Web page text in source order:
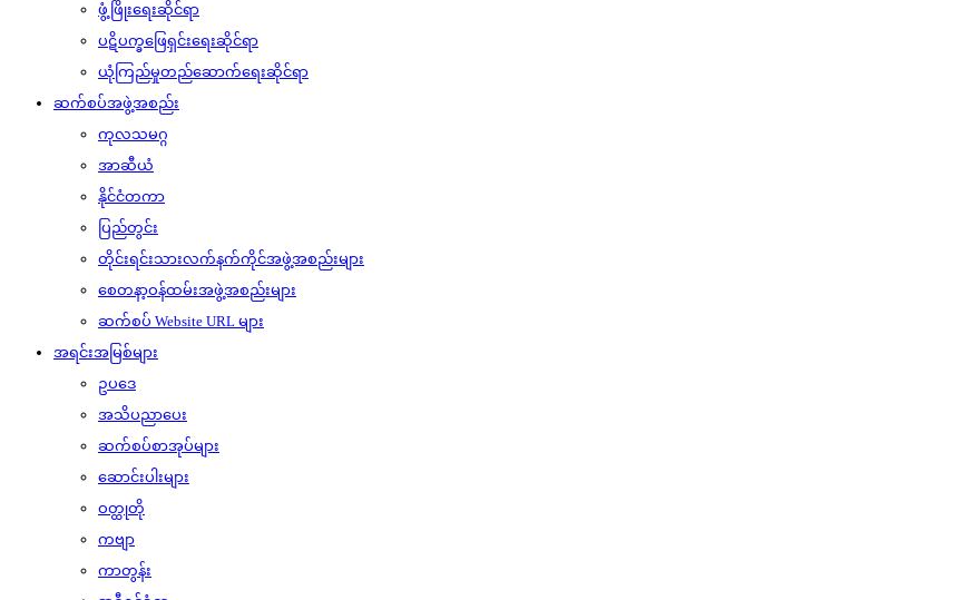
ဖွံ့ဖြိုးရေးဆိုင်ရာ
ပဋိပက္ခဖြေရှင်းရေးဆိုင်ရာ
ယုံကြည်မှုတည်ဆောက်ရေးဆိုင်ရာ
ဆက်စပ်အဖွဲ့အစည်း
ကုလသမဂ္ဂ
အာဆီယံ
နိုင်ငံတကာ
ပြည်တွင်း
တိုင်းရင်းသားလက်နက်ကိုင်အဖွဲ့အစည်းများ
စေတနာ့ဝန်ထမ်းအဖွဲ့အစည်းများ
ဆက်စပ် Website URL များ
အရင်းအမြစ်များ
ဥပဒေ
အသိပညာပေး
ဆက်စပ်စာအုပ်များ
ဆောင်းပါးများ
ဝတ္ထုတို
ကဗျာ
ကာတွန်း